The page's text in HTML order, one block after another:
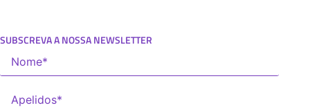
SUBSCREVA A NOSSA NEWSLETTER